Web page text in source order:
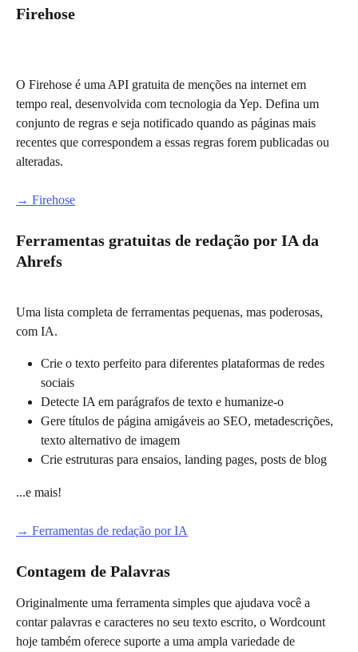
Firehose
O Firehose é uma API gratuita de menções na internet em
tempo real, desenvolvida com tecnologia da Yep. Defina um
conjunto de regras e seja notificado quando as páginas mais
recentes que correspondem a essas regras forem publicadas ou
alteradas.
→ Firehose
Ferramentas gratuitas de redação por IA da
Ahrefs
Uma lista completa de ferramentas pequenas, mas poderosas,
com IA.
Crie o texto perfeito para diferentes plataformas de redes
sociais
Detecte IA em parágrafos de texto e humanize-o
Gere títulos de página amigáveis ao SEO, metadescrições,
texto alternativo de imagem
Crie estruturas para ensaios, landing pages, posts de blog
...e mais!
→ Ferramentas de redação por IA
Contagem de Palavras
Originalmente uma ferramenta simples que ajudava você a
contar palavras e caracteres no seu texto escrito, o Wordcount
hoje também oferece suporte a uma ampla variedade de